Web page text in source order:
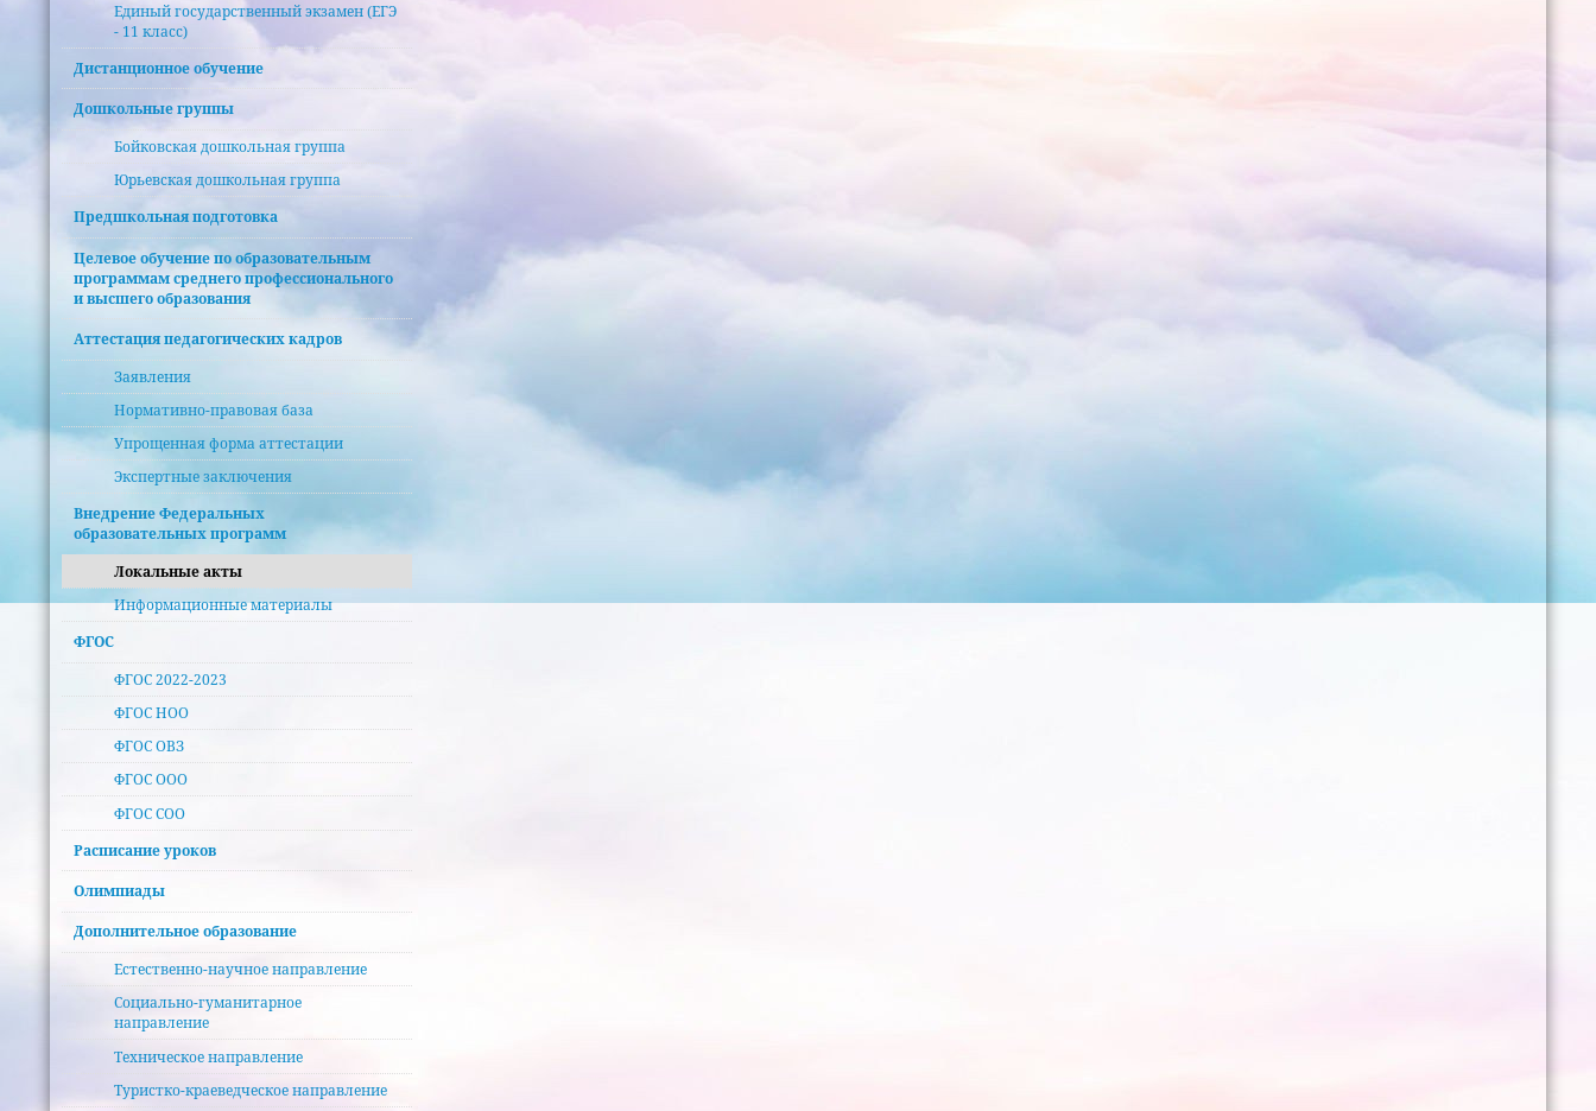
Единый государственный экзамен (ЕГЭ
- 11 класс)
Дистанционное обучение
Дошкольные группы
Бойковская дошкольная группа
Юрьевская дошкольная группа
Предшкольная подготовка
Целевое обучение по образовательным
программам среднего профессионального
и высшего образования
Аттестация педагогических кадров
Заявления
Нормативно-правовая база
Упрощенная форма аттестации
Экспертные заключения
Внедрение Федеральных
образовательных программ
Локальные акты
Информационные материалы
ФГОС
ФГОС 2022-2023
ФГОС НОО
ФГОС ОВЗ
ФГОС ООО
ФГОС СОО
Расписание уроков
Олимпиады
Дополнительное образование
Естественно-научное направление
Социально-гуманитарное
направление
Техническое направление
Туристко-краеведческое направление